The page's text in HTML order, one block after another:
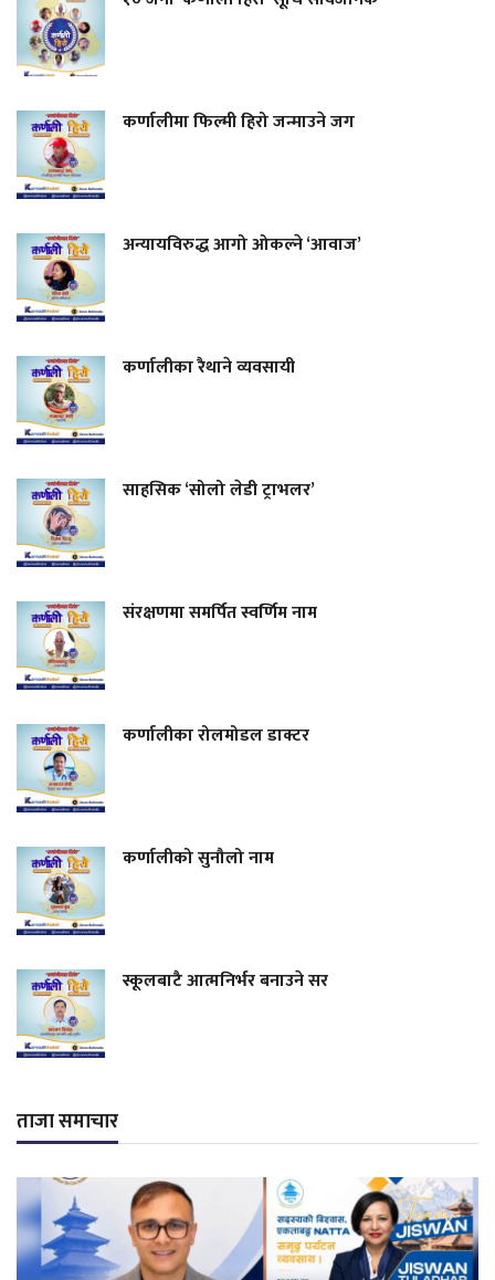
कर्णालीमा फिल्मी हिरो जन्माउने जग
अन्यायविरुद्ध आगो ओकल्ने ‘आवाज’
कर्णालीका रैथाने व्यवसायी
साहसिक ‘सोलो लेडी ट्राभलर’
संरक्षणमा समर्पित स्वर्णिम नाम
कर्णालीका रोलमोडल डाक्टर
कर्णालीको सुनौलो नाम
स्कूलबाटै आत्मनिर्भर बनाउने सर
ताजा समाचार